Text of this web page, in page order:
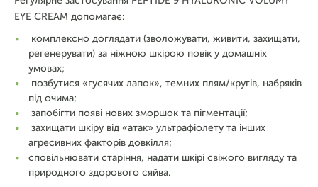
EYE CREAM допомагає:
комплексно доглядати (зволожувати, живити, захищати,
регенерувати) за ніжною шкірою повік у домашніх
умовах;
позбутися «гусячих лапок», темних плям/кругів, набряків
під очима;
запобігти появі нових зморшок та пігментації;
захищати шкіру від «атак» ультрафіолету та інших
агресивних факторів довкілля;
сповільнювати старіння, надати шкірі свіжого вигляду та
природного здорового сяйва.